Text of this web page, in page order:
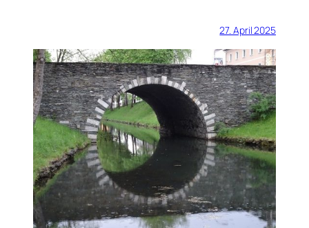
27. April 2025